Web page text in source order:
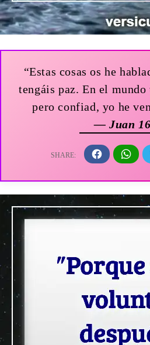
“Estas cosas os he
tengáis paz. En el
pero confiad, yo he
— Juan